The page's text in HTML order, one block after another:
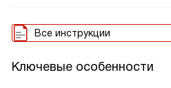
Все инструкции
Ключевые особенности